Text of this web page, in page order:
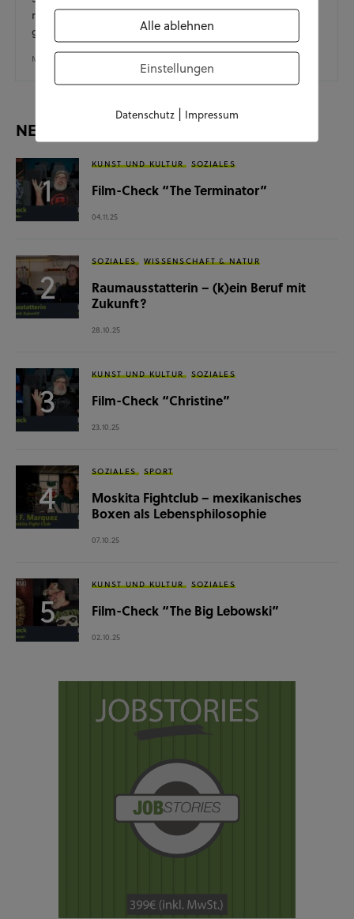
rund 8 Wochen vergangen. War der Lockdown damals
gerade erst erfolgt, beschäftigen…
MAI 12, 2020
NEUESTE BEITRÄGE
KUNST UND KULTUR SOZIALES
Film-Check “The Terminator”
04.11.25
SOZIALES WISSENSCHAFT & NATUR
Raumausstatterin – (k)ein Beruf mit
Zukunft?
28.10.25
KUNST UND KULTUR SOZIALES
Film-Check “Christine”
23.10.25
SOZIALES SPORT
Moskita Fightclub – mexikanisches
Boxen als Lebensphilosophie
07.10.25
KUNST UND KULTUR SOZIALES
Film-Check “The Big Lebowski”
02.10.25
Alle ablehnen
Einstellungen
Datenschutz| Impressum